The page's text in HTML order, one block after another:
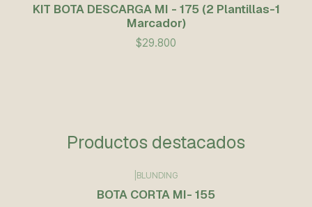
KIT BOTA DESCARGA MI - 175 (2 Plantillas-1
Marcador)
$29.800
Productos destacados
BLUNDING
BOTA CORTA MI- 155